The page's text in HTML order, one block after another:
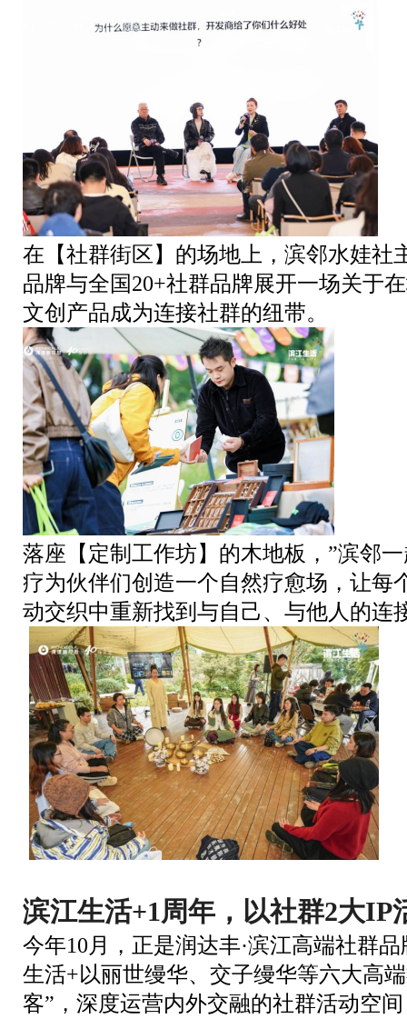
在【社群街区】的场地上，滨邻水娃社
品牌与全国20+社群品牌展开一场关于
文创产品成为连接社群的纽带。
落座【定制工作坊】的木地板，”滨邻
疗为伙伴们创造一个自然疗愈场，让每
动交织中重新找到与自己、与他人的连
滨江生活+1周年，以社群2大IP
今年10月，正是润达丰·滨江高端社群
生活+以丽世缦华、交子缦华等六大高
客”，深度运营内外交融的社群活动空